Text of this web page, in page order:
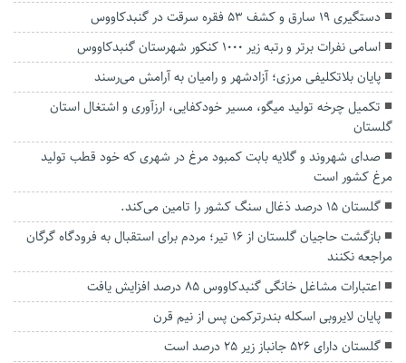
دستگیری ۱۹ سارق و کشف ۵۳ فقره سرقت در گنبدکاووس
اسامی نفرات برتر و رتبه‌ زیر ۱۰۰۰ کنکور شهرستان گنبدکاووس
پایان بلاتکلیفی مرزی؛ آزادشهر و رامیان به آرامش می‌رسند
تکمیل چرخه تولید میگو، مسیر خودکفایی، ارزآوری و اشتغال استان
گلستان
صدای شهروند و گلایه بابت کمبود مرغ در شهری که خود قطب تولید
مرغ کشور است
گلستان ۱۵ درصد ذغال سنگ کشور را تامین می‌کند.
بازگشت حاجیان گلستان از ۱۶ تیر؛ مردم برای استقبال به فرودگاه گرگان
مراجعه نکنند
اعتبارات مشاغل خانگی گنبدکاووس ۸۵ درصد افزایش یافت
پایان لایروبی اسکله بندرترکمن پس از نیم قرن
گلستان دارای ۵۲۶ جانباز زیر ۲۵ درصد است